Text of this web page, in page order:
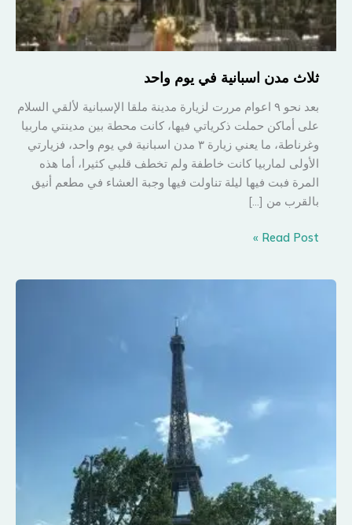
ثلاث مدن اسبانية في يوم واحد
بعد نحو ٩ اعوام مررت لزيارة مدينة ملقا الإسبانية لألقي السلام
على أماكن حملت ذكرياتي فيها، كانت محطة بين مدينتي ماربيا
وغرناطة، ما يعني زيارة ٣ مدن اسبانية في يوم واحد، فزيارتي
الأولى لماربيا كانت خاطفة ولم تخطف قلبي كثيرا، أما هذه
المرة فبت فيها ليلة تناولت فيها وجبة العشاء في مطعم أنيق
بالقرب من […]
ثلاث
Read Post »